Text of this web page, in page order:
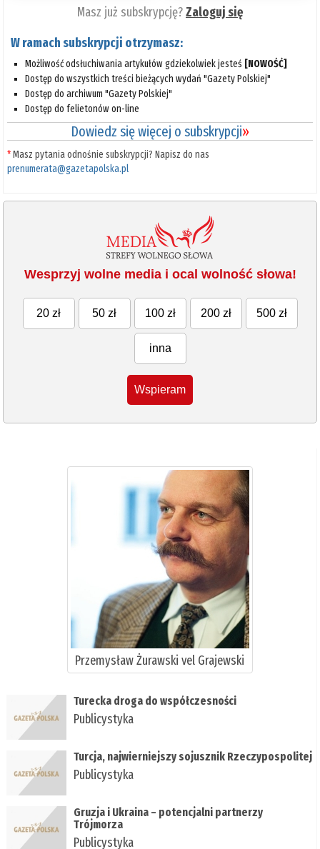
Masz już subskrypcję?Zaloguj się
W ramach subskrypcji otrzymasz:
Możliwość odsłuchiwania artykułów gdziekolwiek jesteś [NOWOŚĆ]
Dostęp do wszystkich treści bieżących wydań "Gazety Polskiej"
Dostęp do archiwum "Gazety Polskiej"
Dostęp do felietonów on-line
Dowiedz się więcej o subskrypcji»
*Masz pytania odnośnie subskrypcji? Napisz do nas
prenumerata@gazetapolska.pl
Wesprzyj wolne media i ocal wolność słowa!
20 zł 50 zł 100 zł 200 zł 500 zł
inna
Wspieram
Przemysław Żurawski vel Grajewski
Turecka droga do współczesności
Publicystyka
Turcja, najwierniejszy sojusznik Rzeczypospolitej
Publicystyka
Gruzja i Ukraina – potencjalni partnerzy
Trójmorza
Publicystyka